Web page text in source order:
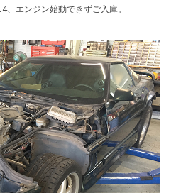
エンジン始動できずご入庫。